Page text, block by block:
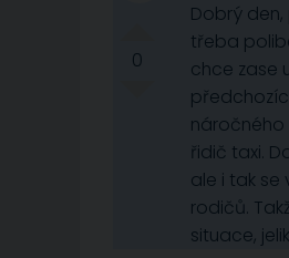
0
Dobrý
třeba
chce zase
náročného
řidič taxi.
ale i tak
rodičů.
situace,